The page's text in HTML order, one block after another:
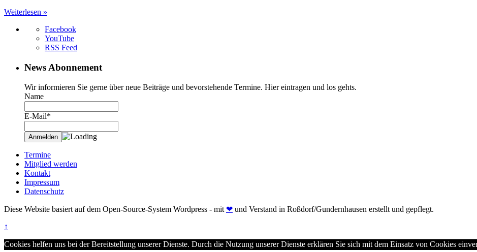
Weiterlesen »
Facebook
YouTube
RSS Feed
News Abonnement
Wir informieren Sie gerne über neue Beiträge und bevorstehende Termine. Hier eintragen und los gehts.
Name
E-Mail*
Termine
Mitglied werden
Kontakt
Impressum
Datenschutz
Diese Website basiert auf dem Open-Source-System Wordpress - mit ❤ und Verstand in Roßdorf/Gundernhausen erstellt und gepflegt.
↑
Cookies helfen uns bei der Bereitstellung unserer Dienste. Durch die Nutzung unserer Dienste erklären Sie sich mit dem Einsatz von Cookies